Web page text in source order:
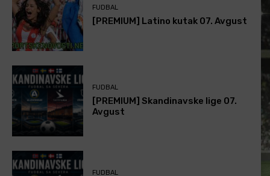
FUDBAL
[PREMIUM] Latino kutak 07. Avgust
FUDBAL
[PREMIUM] Skandinavske lige 07.
Avgust
FUDBAL